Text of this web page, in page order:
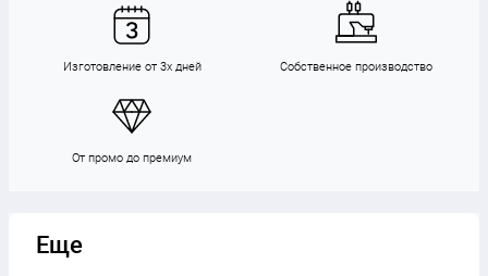
Изготовление от 3х дней Собственное производство
От промо до премиум
Еще